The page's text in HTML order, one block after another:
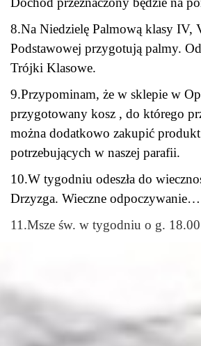
8.Na Niedzielę Palmową klasy IV,
Podstawowej przygotują palmy.
Trójki Klasowe.
9.Przypominam, że w sklepie w
przygotowany kosz , do którego
można dodatkowo zakupić
potrzebujących w naszej parafii.
10.W tygodniu odeszła do
Drzyzga. Wieczne odpoczywanie…
11.Msze św. w tygodniu o g.